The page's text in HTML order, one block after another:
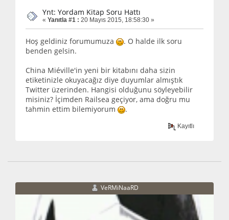
Ynt: Yordam Kitap Soru Hattı
« Yanıtla #1 : 20 Mayıs 2015, 18:58:30 »
Hoş geldiniz forumumuza
. O halde ilk soru
benden gelsin.
China Miéville'in yeni bir kitabını daha sizin
etiketinizle okuyacağız diye duyumlar almıştık
Twitter üzerinden. Hangisi olduğunu söyleyebilir
misiniz? İçimden Railsea geçiyor, ama doğru mu
tahmin ettim bilemiyorum
.
Kayıtlı
VeRMiNaaRD